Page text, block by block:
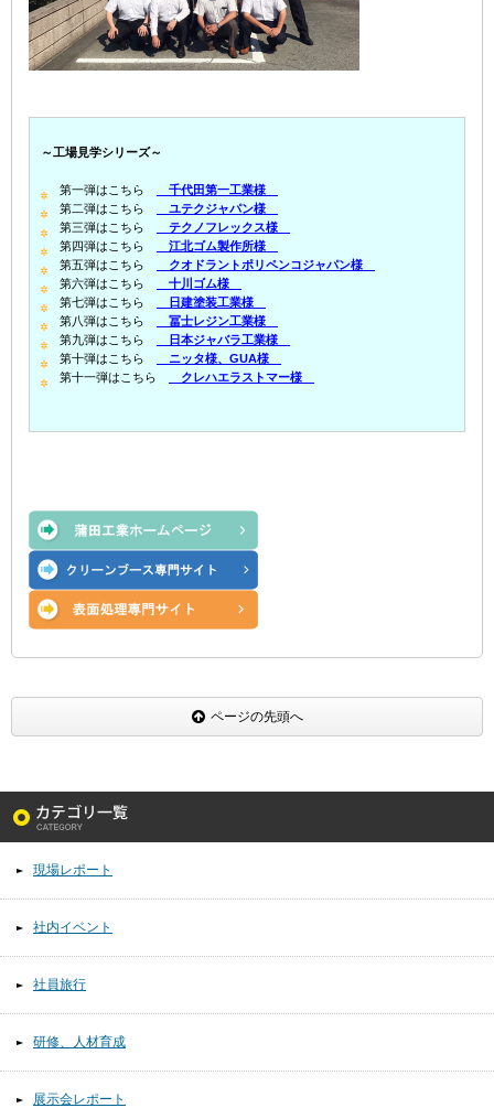
～工場見学シリーズ～
第一弾はこちら
千代田第一工業様
第二弾はこちら
ユテクジャパン様
第三弾はこちら
テクノフレックス様
第四弾はこちら
江北ゴム製作所様
第五弾はこちら
クオドラントポリペンコジャパン様
第六弾はこちら
十川ゴム様
第七弾はこちら
日建塗装工業様
第八弾はこちら
冨士レジン工業様
第九弾はこちら
日本ジャバラ工業様
第十弾はこちら
ニッタ様、GUA様
第十一弾はこちら
クレハエラストマー様
ページの先頭へ
現場レポート
社内イベント
社員旅行
研修、人材育成
展示会レポート